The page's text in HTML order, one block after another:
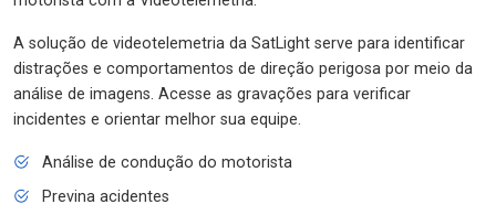
A solução de videotelemetria da SatLight serve para identificar
distrações e comportamentos de direção perigosa por meio da
análise de imagens. Acesse as gravações para verificar
incidentes e orientar melhor sua equipe.
Análise de condução do motorista
Previna acidentes